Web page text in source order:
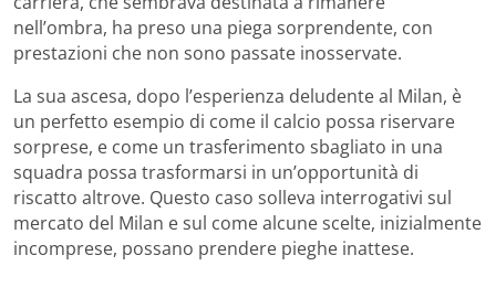
nell’ombra, ha preso una piega sorprendente, con
prestazioni che non sono passate inosservate.
La sua ascesa, dopo l’esperienza deludente al Milan, è
un perfetto esempio di come il calcio possa riservare
sorprese, e come un trasferimento sbagliato in una
squadra possa trasformarsi in un’opportunità di
riscatto altrove. Questo caso solleva interrogativi sul
mercato del Milan e sul come alcune scelte, inizialmente
incomprese, possano prendere pieghe inattese.